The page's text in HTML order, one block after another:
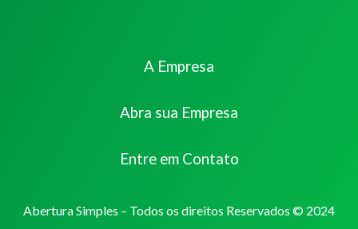
A Empresa
Abra sua Empresa
Entre em Contato
Abertura Simples – Todos os direitos Reservados © 2024